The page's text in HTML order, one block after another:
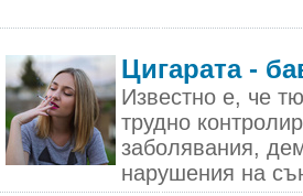
Цигарата -
Известно е, че
трудно
заболявания,
нарушения на